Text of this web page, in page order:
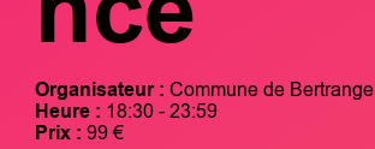
Organisateur : Commune de Bertrange
Heure : 18:30 - 23:59
Prix : 99 €